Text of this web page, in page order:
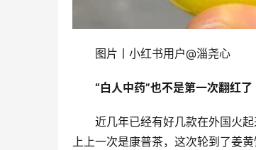
图片丨小红书用户@淄尧心
“白人中药”也不是第一次翻红了
近几年已经有好几款在外国火
上上一次是康普茶，这次轮到了姜黄